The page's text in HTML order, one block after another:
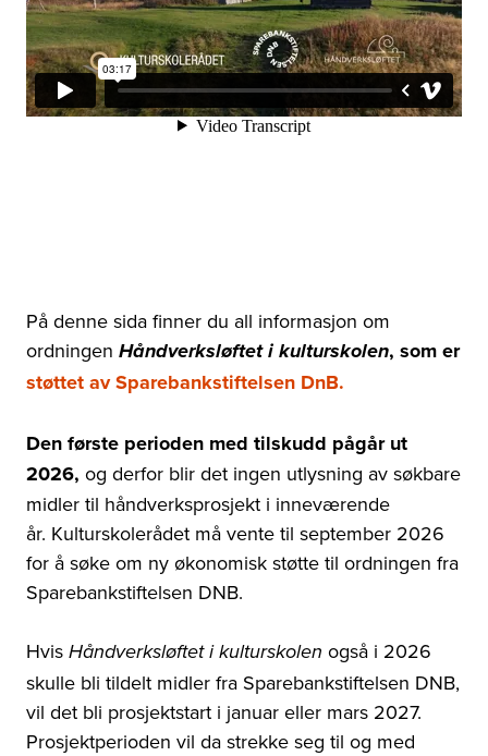
På denne sida finner du all informasjon om
ordningen Håndverksløftet i kulturskolen, som er
støttet av Sparebankstiftelsen DnB.
Den første perioden med tilskudd pågår ut
2026, og derfor blir det ingen utlysning av søkbare
midler til håndverksprosjekt i inneværende
år. Kulturskolerådet må vente til september 2026
for å søke om ny økonomisk støtte til ordningen fra
Sparebankstiftelsen DNB.
Hvis Håndverksløftet i kulturskolen også i 2026
skulle bli tildelt midler fra Sparebankstiftelsen DNB,
vil det bli prosjektstart i januar eller mars 2027.
Prosjektperioden vil da strekke seg til og med